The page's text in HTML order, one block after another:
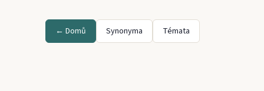
← Domů Synonyma Témata